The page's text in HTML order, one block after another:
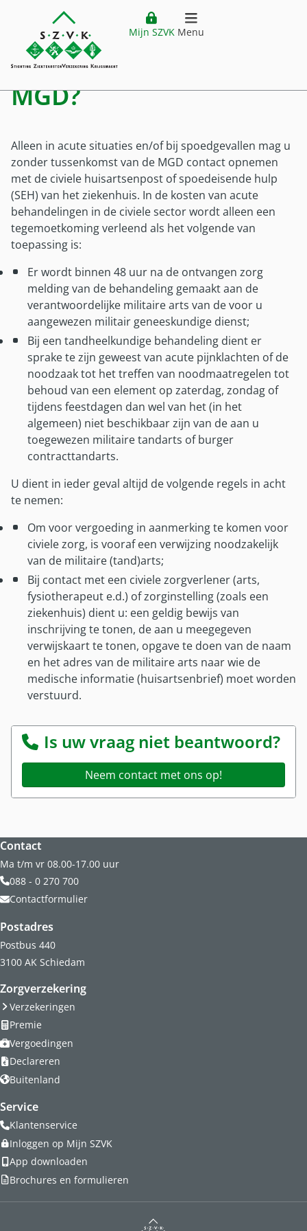
Website header
Ga direct naar hoofdinhoud
Ga direct naar hoofdmenu
Mijn SZVK Menu
Hoofdmenu
Home
Premie
Verzekering
Ziektekostenverzekering Krijgsmacht
Voor wie?
Voor wie
Militair in dienst
Militair uit dienst
Militaire kinderen
Gezinsleden EU
Wereldcollectiviteit
Reservist
Reglement
Verzekeringsreglement
Vergoedingen
Vergoedingenoverzicht
Zorgkostenfactuur
Declareren
Uitzonderingen
Zorgaanbieders
Pilot DTD
Buitenland
Buitenland
Plaatsing buiten Nederland
Vestiging buiten Nederland
Tijdelijk verblijf buiten Nederland
Zorg buiten Nederland
Gezinsleden EU
Wereldcollectiviteit
Overig
Afwijkende regelingen vergoedingen
Zorg tijdens plaatsing in VS en Canada
Contactpersonen
Contactpersonen buitenland
Klantenservice
Service
Customer service (EN)
Veelgestelde vragen
Klacht melden
Wijziging doorgeven
Hulp met betaalproblemen
Inloggen met DigiD
Brochures en formulieren
Brochures en formulieren
Mijn SZVK-app
Mijn SZVK-app
Over ons
Over SZVK
Bureau SZVK
Historie
Onze partners
Nieuws
Mijn SZVK
Mag ik als
actiefdienend militair
hulp zoeken buiten de
MGD?
Alleen in acute situaties en/of bij spoedgevallen mag u
zonder tussenkomst van de MGD contact opnemen
met de civiele huisartsenpost of spoedeisende hulp
(SEH) van het ziekenhuis. In de kosten van acute
behandelingen in de civiele sector wordt alleen een
tegemoetkoming verleend als het volgende van
toepassing is:
Er wordt binnen 48 uur na de ontvangen zorg
melding van de behandeling gemaakt aan de
verantwoordelijke militaire arts van de voor u
aangewezen militair geneeskundige dienst;
Bij een tandheelkundige behandeling dient er
sprake te zijn geweest van acute pijnklachten of de
noodzaak tot het treffen van noodmaatregelen tot
behoud van een element op zaterdag, zondag of
tijdens feestdagen dan wel van het (in het
algemeen) niet beschikbaar zijn van de aan u
toegewezen militaire tandarts of burger
contracttandarts.
U dient in ieder geval altijd de volgende regels in acht
te nemen:
Om voor vergoeding in aanmerking te komen voor
civiele zorg, is vooraf een verwijzing noodzakelijk
van de militaire (tand)arts;
Bij contact met een civiele zorgverlener (arts,
fysiotherapeut e.d.) of zorginstelling (zoals een
ziekenhuis) dient u: een geldig bewijs van
inschrijving te tonen, de aan u meegegeven
verwijskaart te tonen, opgave te doen van de naam
en het adres van de militaire arts naar wie de
medische informatie (huisartsenbrief) moet worden
verstuurd.
phone iconIs uw vraag niet beantwoord?
Neem contact met ons op!
Website footer
Contact
Ma t/m vr 08.00-17.00 uur
088 - 0 270 700
Contactformulier
Postadres
Postbus 440
3100 AK Schiedam
Zorgverzekering
Verzekeringen
Premie
Vergoedingen
Declareren
Buitenland
Service
Klantenservice
Inloggen op Mijn SZVK
App downloaden
Brochures en formulieren